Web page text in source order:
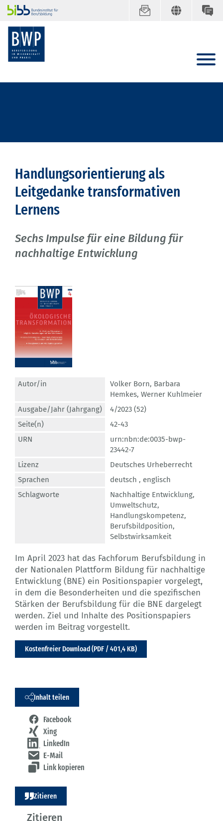
Handlungsorientierung als
Leitgedanke transformativen
Lernens
Sechs Impulse für eine Bildung für
nachhaltige Entwicklung
Autor/in Volker Born, Barbara
Hemkes, Werner Kuhlmeier
Ausgabe/Jahr (Jahrgang)
4/2023 (52)
Seite(n)
42-43
URN
urn:nbn:de:0035-bwp-
23442-7
Lizenz
Deutsches Urheberrecht
Sprachen
deutsch , englisch
Schlagworte
Nachhaltige Entwicklung,
Umweltschutz,
Handlungskompetenz,
Berufsbildposition,
Selbstwirksamkeit
Im April 2023 hat das Fachforum Berufsbildung in
der Nationalen Plattform Bildung für nachhaltige
Entwicklung (BNE) ein Positionspapier vorgelegt,
in dem die Besonderheiten und die spezifischen
Stärken der Berufsbildung für die BNE dargelegt
werden. Ziel und Inhalte des Positionspapiers
werden im Beitrag vorgestellt.
Kostenfreier Download (PDF / 401,4 KB)
Inhalt teilen
Facebook
Xing
LinkedIn
E-Mail
Link kopieren
Zitieren
Zitieren